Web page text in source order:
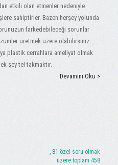
etkili olan etmenler nedeniyle
sahiptirler. Bazen herşey yolunda
farkedebileceği sorunlar
üretmek üzere olabilirsiniz.
plastik cerrahlara ameliyat olmak
şey tel takmaktır.
Devamını Oku >
, 81 özel soru olmak
üzere toplam 458